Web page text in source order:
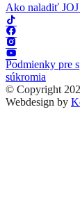
Ako naladiť
Podmienky pre
súkromia
© Copyright
Webdesign by